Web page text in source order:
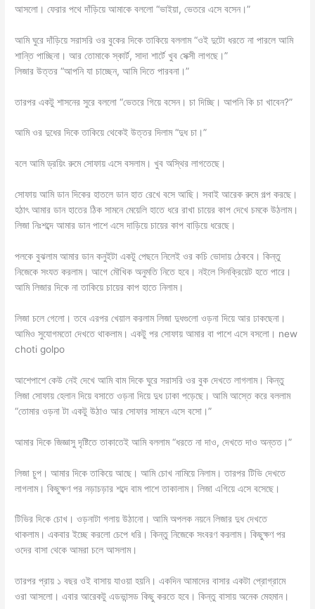
আসলো। ফেরার পথে দাঁড়িয়ে আমাকে বললো “ভাইয়া, ভেতরে এসে বসেন।”
আমি ঘুরে দাঁড়িয়ে সরাসরি ওর বুকের দিকে তাকিয়ে বললাম “ওই দুটো ধরতে না পারলে আমি
শান্তি পাচ্ছিনা। আর তোমাকে স্কার্ট, সাদা শার্টে খুব সেক্সী লাগছে।”
লিজার উত্তর “আপনি যা চাচ্ছেন, আমি দিতে পারবনা।”
তারপর একটু শাসনের সুরে বললো “ভেতরে গিয়ে বসেন। চা দিচ্ছি। আপনি কি চা খাবেন?”
আমি ওর দুধের দিকে তাকিয়ে থেকেই উত্তর দিলাম “দুধ চা।”
বলে আমি ড্রয়িং রুমে সোফায় এসে বসলাম। খুব অস্থির লাগতেছে।
সোফায় আমি ডান দিকের হাতলে ডান হাত রেখে বসে আছি। সবাই আরেক রুমে গল্প করছে।
হঠাৎ আমার ডান হাতের ঠিক সামনে মেয়েলি হাতে ধরে রাখা চায়ের কাপ দেখে চমকে উঠলাম।
লিজা নিঃশব্দে আমার ডান পাশে এসে দাড়িয়ে চায়ের কাপ বাড়িয়ে ধরেছে।
পলকে বুঝলাম আমার ডান কনুইটা একটু পেছনে নিলেই ওর কচি ভোদায় ঠেকবে। কিন্তু
নিজেকে সংযত করলাম। আগে মৌখিক অনুমতি নিতে হবে। নইলে সিনক্রিয়েট হতে পারে।
আমি লিজার দিকে না তাকিয়ে চায়ের কাপ হাতে নিলাম।
লিজা চলে গেলো। তবে এরপর খেয়াল করলাম লিজা দুধগুলো ওড়না দিয়ে আর ঢাকছেনা।
আমিও সুযোগমতো দেখতে থাকলাম। একটু পর সোফায় আমার বা পাশে এসে বসলো। new
choti golpo
আশেপাশে কেউ নেই দেখে আমি বাম দিকে ঘুরে সরাসরি ওর বুক দেখতে লাগলাম। কিন্তু
লিজা সোফায় হেলান দিয়ে বসাতে ওড়না দিয়ে দুধ ঢাকা পড়েছে। আমি আস্তে করে বললাম
“তোমার ওড়না টা একটু উঠাও আর সোফার সামনে এসে বসো।”
আমার দিকে জিজ্ঞাসু দৃষ্টিতে তাকাতেই আমি বললাম “ধরতে না দাও, দেখতে দাও অন্তত।”
লিজা চুপ। আমার দিকে তাকিয়ে আছে। আমি চোখ নামিয়ে নিলাম। তারপর টিভি দেখতে
লাগলাম। কিছুক্ষণ পর নড়াচড়ার শব্দে বাম পাশে তাকালাম। লিজা এগিয়ে এসে বসেছে।
টিভির দিকে চোখ। ওড়নাটা গলায় উঠানো। আমি অপলক নয়নে লিজার দুধ দেখতে
থাকলাম। একবার ইচ্ছে করলো চেপে ধরি। কিন্তু নিজেকে সংবরণ করলাম। কিছুক্ষণ পর
ওদের বাসা থেকে আমরা চলে আসলাম।
তারপর প্রায় ১ বছর ওই বাসায় যাওয়া হয়নি। একদিন আমাদের বাসার একটা প্রোগ্রামে
ওরা আসলো। এবার আরেকটু এডভান্সড কিছু করতে হবে। কিন্তু বাসায় অনেক মেহমান।